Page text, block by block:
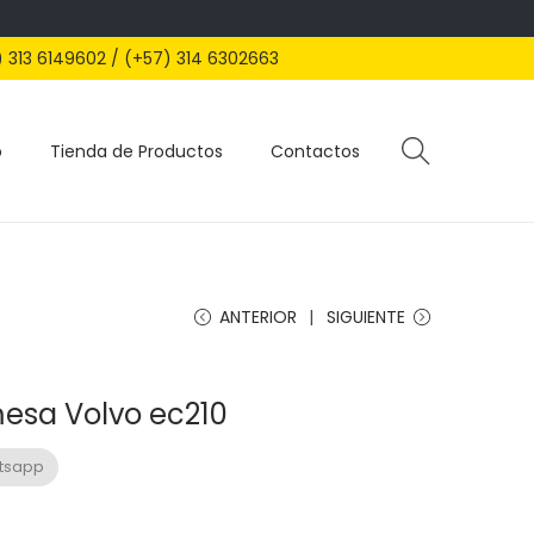
6149602 / (+57) 314 6302663
Tienda de Productos Contactos
ANTERIOR SIGUIENTE
Volvo ec210